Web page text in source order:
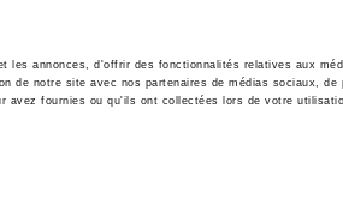
les annonces, d'offrir des fonctionnalités relatives aux
de notre site avec nos partenaires de médias sociaux,
avez fournies ou qu'ils ont collectées lors de votre
Histoire